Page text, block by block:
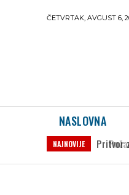
ČETVRTAK, AVGUST 6,
NASLOVNA
NAJNOVIJE Požar